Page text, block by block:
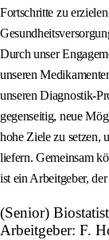
Fortschritte zu
Durch unser
unseren
unseren Diagnostik-
gegenseitig, neue
hohe Ziele zu setzen,
liefern. Gemeinsam
ist ein Arbeitgeber,
(Senior)
Arbeitgeber: F.